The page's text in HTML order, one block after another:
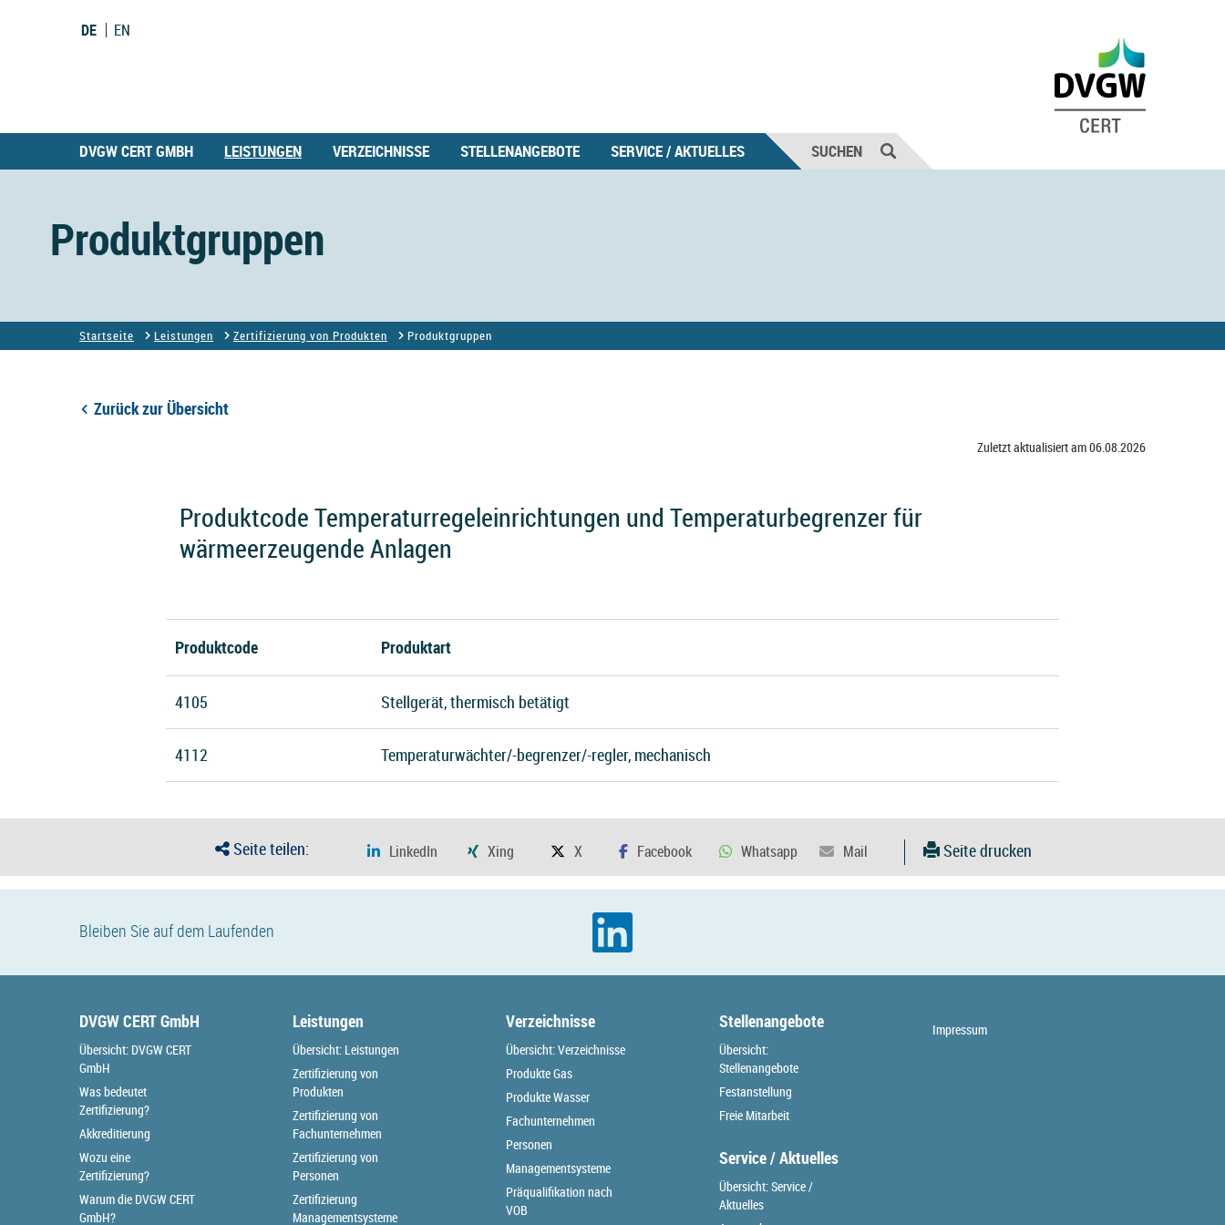
DE EN
DVGW CERT GMBH LEISTUNGEN VERZEICHNISSE STELLENANGEBOTE SERVICE / AKTUELLES SUCHEN
Produktgruppen
Startseite Leistungen Zertifizierung von Produkten Produktgruppen
Zurück zur Übersicht
Zuletzt aktualisiert am 06.08.2026
Produktcode Temperaturregeleinrichtungen und Temperaturbegrenzer für
wärmeerzeugende Anlagen
Produktcode Produktart
4105 Stellgerät, thermisch betätigt
4112 Temperaturwächter/-begrenzer/-regler, mechanisch
Seite teilen: Seite drucken
Bleiben Sie auf dem Laufenden
DVGW CERT GmbH
Übersicht: DVGW CERT
GmbH
Was bedeutet
Zertifizierung?
Akkreditierung
Wozu eine
Zertifizierung?
Warum die DVGW CERT
GmbH?
Leistungen
Übersicht: Leistungen
Zertifizierung von
Produkten
Zertifizierung von
Fachunternehmen
Zertifizierung von
Personen
Zertifizierung
Managementsysteme
Verzeichnisse
Übersicht: Verzeichnisse
Produkte Gas
Produkte Wasser
Fachunternehmen
Personen
Managementsysteme
Präqualifikation nach
VOB
Stellenangebote
Übersicht:
Stellenangebote
Festanstellung
Freie Mitarbeit
Service / Aktuelles
Übersicht: Service /
Aktuelles
Impressum